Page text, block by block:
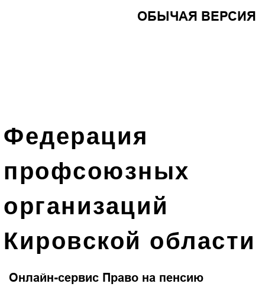
ОБЫЧАЯ ВЕРСИЯ
Федерация
профсоюзных
организаций
Кировской области
Онлайн-сервис Право на пенсию